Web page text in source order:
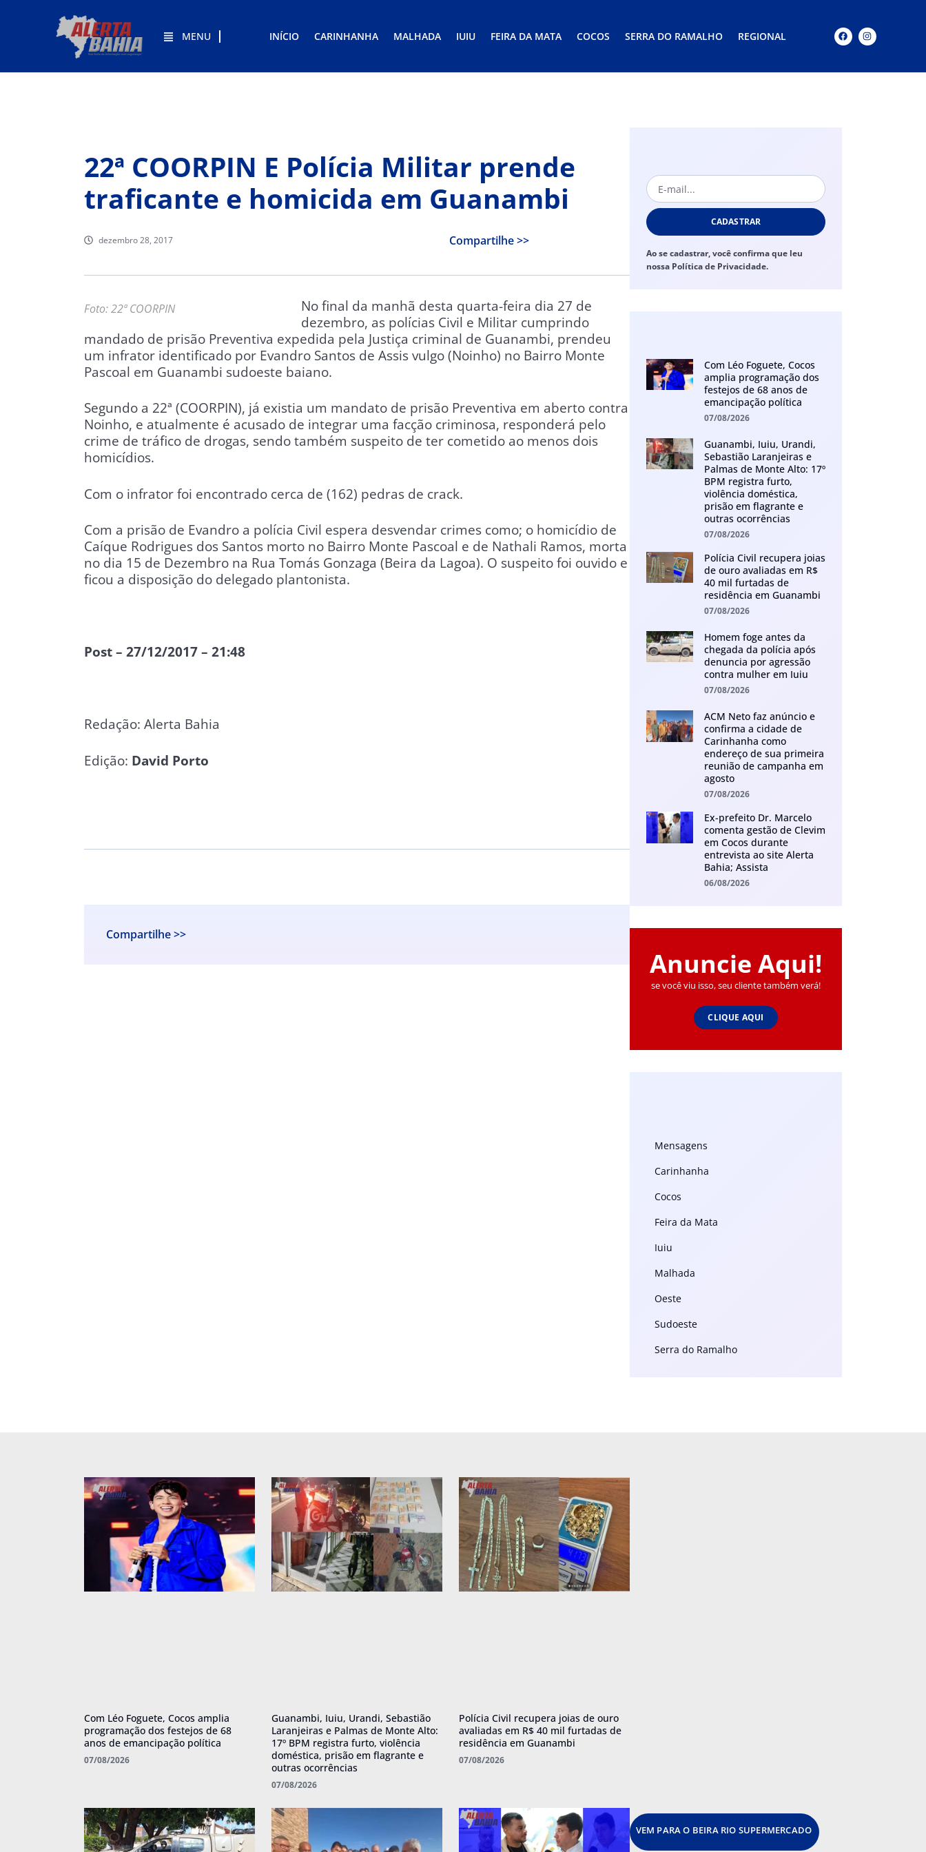
MENU INÍCIO CARINHANHA MALHADA IUIU FEIRA DA MATA COCOS SERRA DO RAMALHO REGIONAL
22ª COORPIN E Polícia Militar prende
traficante e homicida em Guanambi
dezembro 28, 2017 Compartilhe >>
Foto: 22ª COORPIN
No final da manhã desta quarta-feira dia 27 de
dezembro, as polícias Civil e Militar cumprindo
mandado de prisão Preventiva expedida pela Justiça criminal de Guanambi, prendeu
um infrator identificado por Evandro Santos de Assis vulgo (Noinho) no Bairro Monte
Pascoal em Guanambi sudoeste baiano.
Segundo a 22ª (COORPIN), já existia um mandato de prisão Preventiva em aberto contra
Noinho, e atualmente é acusado de integrar uma facção criminosa, responderá pelo
crime de tráfico de drogas, sendo também suspeito de ter cometido ao menos dois
homicídios.
Com o infrator foi encontrado cerca de (162) pedras de crack.
Com a prisão de Evandro a polícia Civil espera desvendar crimes como; o homicídio de
Caíque Rodrigues dos Santos morto no Bairro Monte Pascoal e de Nathali Ramos, morta
no dia 15 de Dezembro na Rua Tomás Gonzaga (Beira da Lagoa). O suspeito foi ouvido e
ficou a disposição do delegado plantonista.
Post – 27/12/2017 – 21:48
Redação: Alerta Bahia
Edição: David Porto
Compartilhe >>
CADASTRAR
Ao se cadastrar, você confirma que leu
nossa Política de Privacidade.
Com Léo Foguete, Cocos
amplia programação dos
festejos de 68 anos de
emancipação política
07/08/2026
Guanambi, Iuiu, Urandi,
Sebastião Laranjeiras e
Palmas de Monte Alto: 17º
BPM registra furto,
violência doméstica,
prisão em flagrante e
outras ocorrências
07/08/2026
Polícia Civil recupera joias
de ouro avaliadas em R$
40 mil furtadas de
residência em Guanambi
07/08/2026
Homem foge antes da
chegada da polícia após
denuncia por agressão
contra mulher em Iuiu
07/08/2026
ACM Neto faz anúncio e
confirma a cidade de
Carinhanha como
endereço de sua primeira
reunião de campanha em
agosto
07/08/2026
Ex-prefeito Dr. Marcelo
comenta gestão de Clevim
em Cocos durante
entrevista ao site Alerta
Bahia; Assista
06/08/2026
Anuncie Aqui!
se você viu isso, seu cliente também verá!
CLIQUE AQUI
Mensagens
Carinhanha
Cocos
Feira da Mata
Iuiu
Malhada
Oeste
Sudoeste
Serra do Ramalho
Com Léo Foguete, Cocos amplia
programação dos festejos de 68
anos de emancipação política
07/08/2026
Guanambi, Iuiu, Urandi, Sebastião
Laranjeiras e Palmas de Monte Alto:
17º BPM registra furto, violência
doméstica, prisão em flagrante e
outras ocorrências
07/08/2026
Polícia Civil recupera joias de ouro
avaliadas em R$ 40 mil furtadas de
residência em Guanambi
07/08/2026
VEM PARA O BEIRA RIO SUPERMERCADO